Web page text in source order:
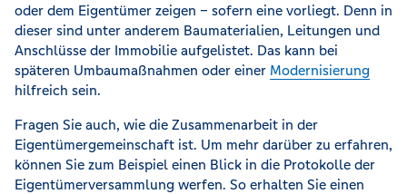
oder dem Eigentümer zeigen – sofern eine vorliegt. Denn in
dieser sind unter anderem Baumaterialien, Leitungen und
Anschlüsse der Immobilie aufgelistet. Das kann bei
späteren Umbaumaßnahmen oder einer Modernisierung
hilfreich sein.
Fragen Sie auch, wie die Zusammenarbeit in der
Eigentümergemeinschaft ist. Um mehr darüber zu erfahren,
können Sie zum Beispiel einen Blick in die Protokolle der
Eigentümerversammlung werfen. So erhalten Sie einen